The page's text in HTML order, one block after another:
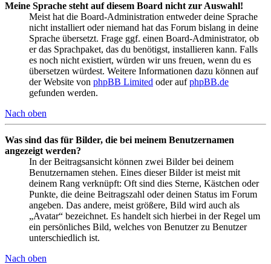
Meine Sprache steht auf diesem Board nicht zur Auswahl!
Meist hat die Board-Administration entweder deine Sprache
nicht installiert oder niemand hat das Forum bislang in deine
Sprache übersetzt. Frage ggf. einen Board-Administrator, ob
er das Sprachpaket, das du benötigst, installieren kann. Falls
es noch nicht existiert, würden wir uns freuen, wenn du es
übersetzen würdest. Weitere Informationen dazu können auf
der Website von phpBB Limited oder aufphpBB.de
gefunden werden.
Nach oben
Was sind das für Bilder, die bei meinem Benutzernamen
angezeigt werden?
In der Beitragsansicht können zwei Bilder bei deinem
Benutzernamen stehen. Eines dieser Bilder ist meist mit
deinem Rang verknüpft: Oft sind dies Sterne, Kästchen oder
Punkte, die deine Beitragszahl oder deinen Status im Forum
angeben. Das andere, meist größere, Bild wird auch als
„Avatar“ bezeichnet. Es handelt sich hierbei in der Regel um
ein persönliches Bild, welches von Benutzer zu Benutzer
unterschiedlich ist.
Nach oben